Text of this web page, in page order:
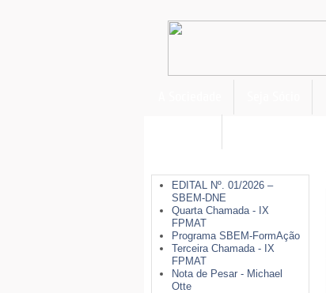
EDITAL Nº. 01/2026 –
SBEM-DNE
Quarta Chamada - IX
FPMAT
Programa SBEM-FormAção
Terceira Chamada - IX
FPMAT
Nota de Pesar - Michael
Otte